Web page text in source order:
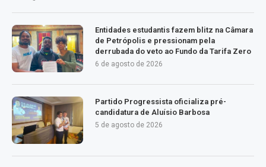
Entidades estudantis fazem blitz na Câmara
de Petrópolis e pressionam pela
derrubada do veto ao Fundo da Tarifa Zero
6 de agosto de 2026
Partido Progressista oficializa pré-
candidatura de Aluísio Barbosa
5 de agosto de 2026